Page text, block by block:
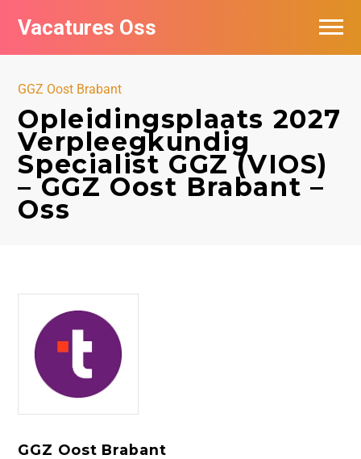
Vacatures Oss
GGZ Oost Brabant
Opleidingsplaats 2027
Verpleegkundig
Specialist GGZ (VIOS)
– GGZ Oost Brabant –
Oss
GGZ Oost Brabant